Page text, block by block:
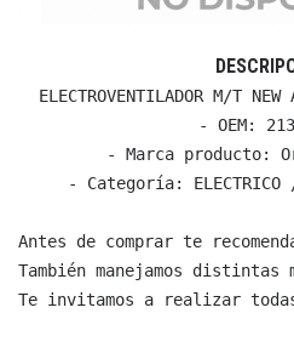
ELECTROVENTILADOR M/T
- OEM:
- Marca producto:
- Categoría: ELECTRICO
Antes de comprar te
También manejamos
Te invitamos a realizar